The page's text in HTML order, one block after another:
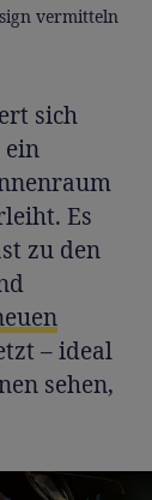
vermitteln
sich
ein
Es
zu den
– ideal
sehen,